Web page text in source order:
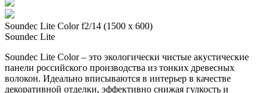
Soundec Lite Color f2/14 (1500 x 600)
Soundec Lite
Soundec Lite Color – это экологически чистые акустические
панели российского производства из тонких древесных
волокон. Идеально вписываются в интерьер в качестве
декоративной отделки, эффективно снижая гулкость и